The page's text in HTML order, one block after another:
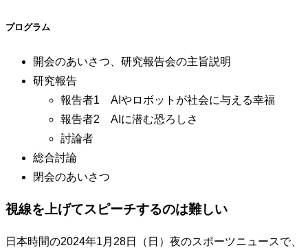
プログラム
開会のあいさつ、研究報告会の主旨説明
研究報告
報告者1 AIやロボットが社会に与える幸福
報告者2 AIに潜む恐ろしさ
討論者
総合討論
閉会のあいさつ
視線を上げてスピーチするのは難しい
日本時間の2024年1月28日（日）夜のスポーツニュースで、